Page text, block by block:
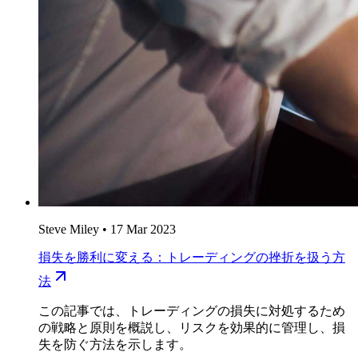
Steve Miley • 17 Mar 2023
損失を勝利に変える：トレーディングの挫折を扱う方
法
この記事では、トレーディングの損失に対処するため
の戦略と原則を概説し、リスクを効果的に管理し、損
失を防ぐ方法を示します。